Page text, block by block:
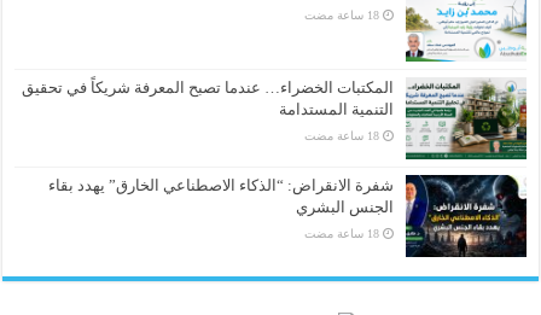
المكتبات الخضراء… عندما تصبح المعرفة شريكاً في تحقيق
التنمية المستدامة
شفرة الانقراض: “الذكاء الاصطناعي الخارق” يهدد بقاء
الجنس البشري